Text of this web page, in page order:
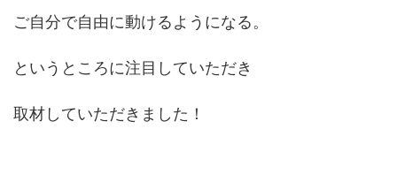
ご自分で自由に動けるようになる。
というところに注目していただき
取材していただきました！